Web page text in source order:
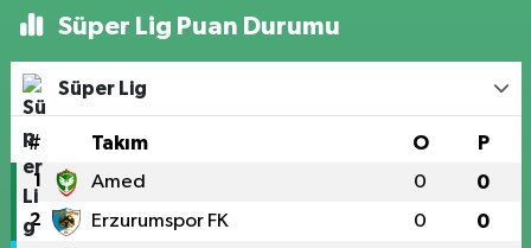
Süper Lig Puan Durumu
Süper Lig
# Takım O P
1 Amed 0 0
2 Erzurumspor FK 0 0